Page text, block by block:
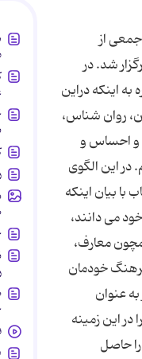
از
شد. در
اینکه دراین
روان شناس،
و احساس و
در این الگوی
بیان اینکه
می دانند،
معارف،
خودمان
عنوان
این زمینه
حاصل
کن